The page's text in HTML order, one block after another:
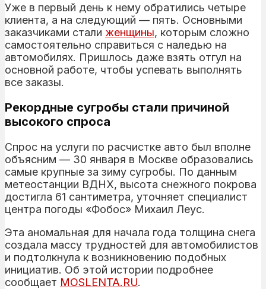
Уже в первый день к нему обратились четыре
клиента, а на следующий — пять. Основными
заказчиками стали женщины, которым сложно
самостоятельно справиться с наледью на
автомобилях. Пришлось даже взять отгул на
основной работе, чтобы успевать выполнять
все заказы.
Рекордные сугробы стали причиной
высокого спроса
Спрос на услуги по расчистке авто был вполне
объясним — 30 января в Москве образовались
самые крупные за зиму сугробы. По данным
метеостанции ВДНХ, высота снежного покрова
достигла 61 сантиметра, уточняет специалист
центра погоды «Фобос» Михаил Леус.
Эта аномальная для начала года толщина снега
создала массу трудностей для автомобилистов
и подтолкнула к возникновению подобных
инициатив. Об этой истории подробнее
сообщает MOSLENTA.RU.